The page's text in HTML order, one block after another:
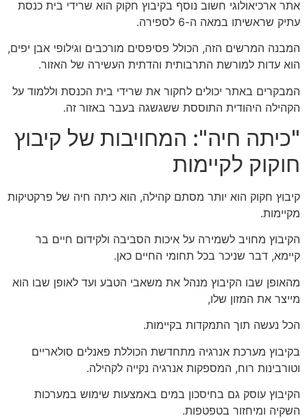
אתר ארכיאולוגי חשוב נוסף בקיבוץ חקוק הוא שרידי בית כנסת
עתיק שראשיתו במאה ה-6 לספירה.
המבנה המרשים הזה, הכולל פסיפסים מורכבים וגילופי אבן יפים,
הוא עדות למורשת התרבותית והדתית העשירה של האזור.
המבקרים באתר יכולים לחקור את שרידי בית הכנסת וללמוד על
הקהילה היהודית התוססת ששגשגה בעבר באזור זה.
"כיתה חיה": המחויבות של קיבוץ
חוקוק לקיימות
קיבוץ חקוק הוא יותר מסתם קהילה, הוא כיתה חיה של פרקטיקות
מקיימות.
הקיבוץ מחויב לשמירה על איכות הסביבה ולקידום חיים בר
קיימא, דבר שניכר בכל תחומי החיים כאן.
מהאופן שבו הקיבוץ מנהל את משאבי הטבע ועד לאופן שבו הוא
מייצר את המזון שלו,
הכל נעשה תוך התמקדות בקיימות.
בקיבוץ מערכת אנרגיה מתחדשת הכוללת פאנלים סולאריים
וטורבינות רוח, המספקות אנרגיה נקייה לקהילה.
הקיבוץ עוסק גם בחיסכון במים באמצעות שימוש במערכות
השקיה ומיחזור בטפטפות.